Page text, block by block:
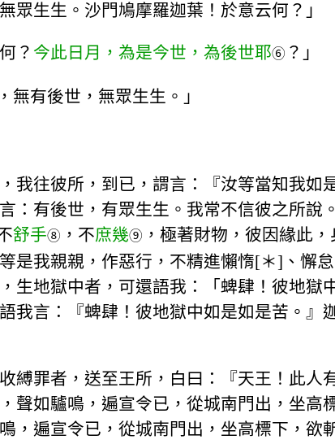
眾生生。沙門鳩摩羅迦葉！於意云何？」
？ 今此日月，為是今世，為後世耶⑥ ？」
無有後世，無眾生生。」
我往彼所，到已，謂言：『汝等當知我如
：有後世，有眾生生。我常不信彼之所說
舒手⑧ ，不庶幾⑨ ，極著財物，彼因緣此
是我親親，作惡行，不精進懶惰[＊]、懈怠
生地獄中者，可還語我：「蜱肆！彼地獄
我言：『蜱肆！彼地獄中如是如是苦。』
縛罪者，送至王所，白曰：『天王！此人
聲如驢鳴，遍宣令已，從城南門出，坐高
，遍宣令已，從城南門出，坐高標下，欲